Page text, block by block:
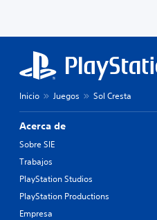
Inicio Juegos Sol Cresta
Acerca de
Sobre SIE
Trabajos
PlayStation Studios
PlayStation Productions
Empresa